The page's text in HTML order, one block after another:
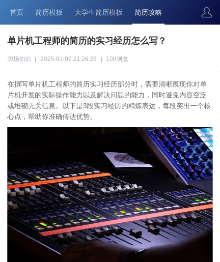
首页 简历模板 大学生简历模板 简历攻略
单片机工程师的简历的实习经历怎么写？
职场知识 2025-01-09 21:26:28 100浏览
在撰写单片机工程师的简历实习经历部分时，需要清晰展现你对单
片机开发的实际操作能力以及解决问题的能力，同时避免内容空泛
或堆砌无关信息。以下是3段实习经历的精炼表达，每段突出一个核
心点，帮助你准确传达优势。